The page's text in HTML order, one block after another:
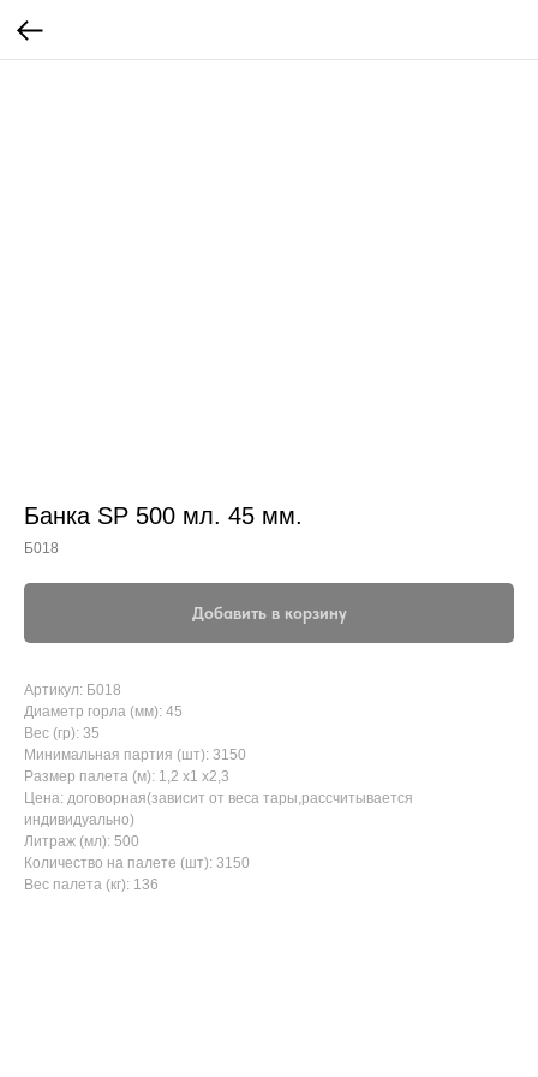
Банка SP 500 мл. 45 мм.
Б018
Добавить в корзину
Артикул: Б018
Диаметр горла (мм): 45
Вес (гр): 35
Минимальная партия (шт): 3150
Размер палета (м): 1,2 x1 x2,3
Цена: договорная(зависит от веса тары,рассчитывается
индивидуально)
Литраж (мл): 500
Количество на палете (шт): 3150
Вес палета (кг): 136